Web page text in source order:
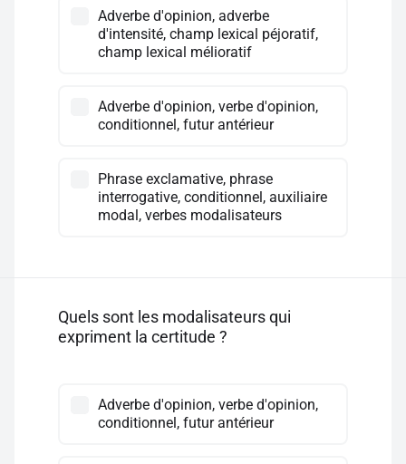
Adverbe d'opinion, adverbe
d'intensité, champ lexical péjoratif,
champ lexical mélioratif
Adverbe d'opinion, verbe d'opinion,
conditionnel, futur antérieur
Phrase exclamative, phrase
interrogative, conditionnel, auxiliaire
modal, verbes modalisateurs
Quels sont les modalisateurs qui
expriment la certitude ?
Adverbe d'opinion, verbe d'opinion,
conditionnel, futur antérieur